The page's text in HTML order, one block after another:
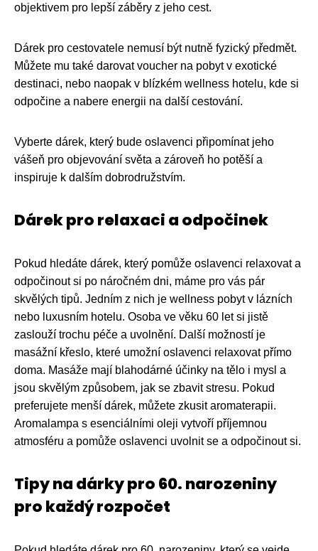
objektivem pro lepší záběry z jeho cest.
Dárek pro cestovatele nemusí být nutně fyzický předmět.
Můžete mu také darovat voucher na pobyt v exotické
destinaci, nebo naopak v blízkém wellness hotelu, kde si
odpočine a nabere energii na další cestování.
Vyberte dárek, který bude oslavenci připomínat jeho
vášeň pro objevování světa a zároveň ho potěší a
inspiruje k dalším dobrodružstvím.
Dárek pro relaxaci a odpočinek
Pokud hledáte dárek, který pomůže oslavenci relaxovat a
odpočinout si po náročném dni, máme pro vás pár
skvělých tipů. Jedním z nich je wellness pobyt v lázních
nebo luxusním hotelu. Osoba ve věku 60 let si jistě
zaslouží trochu péče a uvolnění. Další možností je
masážní křeslo, které umožní oslavenci relaxovat přímo
doma. Masáže mají blahodárné účinky na tělo i mysl a
jsou skvělým způsobem, jak se zbavit stresu. Pokud
preferujete menší dárek, můžete zkusit aromaterapii.
Aromalampa s esenciálními oleji vytvoří příjemnou
atmosféru a pomůže oslavenci uvolnit se a odpočinout si.
Tipy na dárky pro 60. narozeniny
pro každý rozpočet